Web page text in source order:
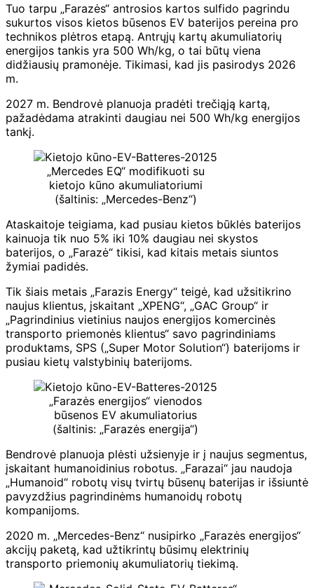
Tuo tarpu „Farazės“ antrosios kartos sulfido pagrindu
sukurtos visos kietos būsenos EV baterijos pereina pro
technikos plėtros etapą. Antrųjų kartų akumuliatorių
energijos tankis yra 500 Wh/kg, o tai būtų viena
didžiausių pramonėje. Tikimasi, kad jis pasirodys 2026
m.
2027 m. Bendrovė planuoja pradėti trečiąją kartą,
pažadėdama atrakinti daugiau nei 500 Wh/kg energijos
tankį.
„Mercedes EQ“ modifikuoti su
kietojo kūno akumuliatoriumi
(šaltinis: „Mercedes-Benz“)
Ataskaitoje teigiama, kad pusiau kietos būklės baterijos
kainuoja tik nuo 5% iki 10% daugiau nei skystos
baterijos, o „Farazė“ tikisi, kad kitais metais siuntos
žymiai padidės.
Tik šiais metais „Farazis Energy“ teigė, kad užsitikrino
naujus klientus, įskaitant „XPENG“, „GAC Group“ ir
„Pagrindinius vietinius naujos energijos komercinės
transporto priemonės klientus“ savo pagrindiniams
produktams, SPS („Super Motor Solution“) baterijoms ir
pusiau kietų valstybinių baterijoms.
„Farazės energijos“ vienodos
būsenos EV akumuliatorius
(šaltinis: „Farazės energija“)
Bendrovė planuoja plėsti užsienyje ir į naujus segmentus,
įskaitant humanoidinius robotus. „Farazai“ jau naudoja
„Humanoid“ robotų visų tvirtų būsenų baterijas ir išsiuntė
pavyzdžius pagrindinėms humanoidų robotų
kompanijoms.
2020 m. „Mercedes-Benz“ nusipirko „Farazės energijos“
akcijų paketą, kad užtikrintų būsimų elektrinių
transporto priemonių akumuliatorių tiekimą.